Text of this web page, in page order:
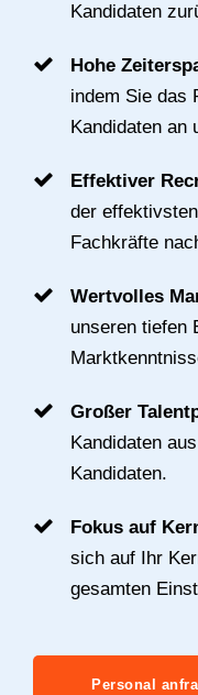
Kandidaten
Hohe
indem Sie das
Kandidaten an
Effektiver
der
Fachkräfte
Wertvolles
unseren tiefen
Großer
Kandidaten
Kandidaten.
Fokus auf
sich auf Ihr
gesamten
Personal